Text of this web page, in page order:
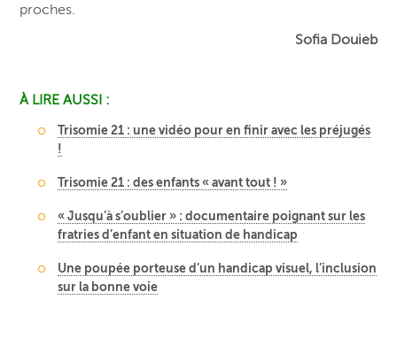
proches.
Sofia Douieb
À LIRE AUSSI :
Trisomie 21 : une vidéo pour en finir avec les préjugés
!
Trisomie 21 : des enfants « avant tout ! »
« Jusqu’à s’oublier » : documentaire poignant sur les
fratries d’enfant en situation de handicap
Une poupée porteuse d’un handicap visuel, l’inclusion
sur la bonne voie